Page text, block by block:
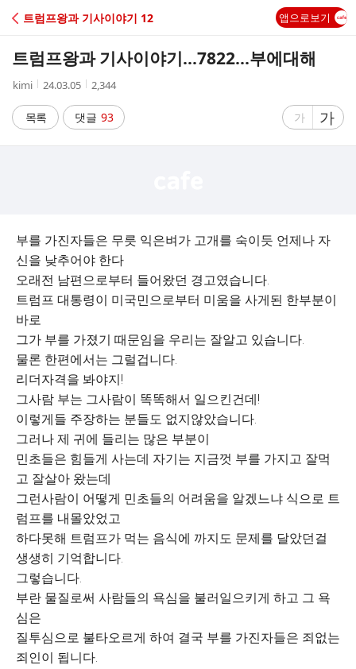
C
트럼프왕과 기사이야기 12 앱으로보기
트럼프왕과 기사이야기...7822...부에대해
작
자
kimi
작
시
간
24.03.05
조
수
2,344
목록 댓글 93
글
게
가
글
자
게
가
부를 가진자들은 무릇 익은벼가 고개를 숙이듯 언제나 자
신을 낮추어야 한다
오래전 남편으로부터 들어왔던 경고였습니다.
트럼프 대통령이 미국민으로부터 미움을 사게된 한부분이
바로
그가 부를 가졌기 때문임을 우리는 잘알고 있습니다.
물론 한편에서는 그럴겁니다.
리더자격을 봐야지!
그사람 부는 그사람이 똑똑해서 일으킨건데!
이렇게들 주장하는 분들도 없지않았습니다.
그러나 제 귀에 들리는 많은 부분이
민초들은 힘들게 사는데 자기는 지금껏 부를 가지고 잘먹
고 잘살아 왔는데
그런사람이 어떻게 민초들의 어려움을 알겠느냐 식으로 트
럼프를 내몰았었고
하다못해 트럼프가 먹는 음식에 까지도 문제를 달았던걸
생생히 기억합니다.
그렇습니다.
부란 물질로써 사람들의 욕심을 불러일으키게 하고 그 욕
심은
질투심으로 불타오르게 하여 결국 부를 가진자들은 죄없는
죄인이 됩니다.